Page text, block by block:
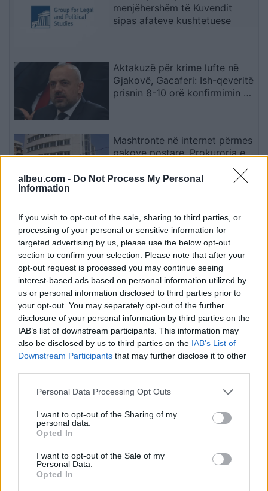
albeu.com - Do Not Process My Personal
Information
If you wish to opt-out of the sale, sharing to third parties, or
processing of your personal or sensitive information for
targeted advertising by us, please use the below opt-out
section to confirm your selection. Please note that after your
opt-out request is processed you may continue seeing
interest-based ads based on personal information utilized by
us or personal information disclosed to third parties prior to
your opt-out. You may separately opt-out of the further
disclosure of your personal information by third parties on the
IAB’s list of downstream participants. This information may
also be disclosed by us to third parties on the IAB’s List of
Downstream Participants that may further disclose it to other
Personal Data Processing Opt Outs
I want to opt-out of the Sharing of my
personal data.
Opted In
I want to opt-out of the Sale of my
Personal Data.
Opted In
menjëhershëm të Kuvendit
sipas afateve kushtetuese
Aktakuzë për krime lufte në
Gjakovë, Gacaferi: Ish-qeveritë
prisnin 8-10 orë konfirmimin e
Mashtronte në internet përmes
pakove postare, Prokuroria e
nigerianin
VLEN: Për 22 vjet BDI nuk e
miratoi ligjin për përfaqësim të
drejtë, tani po e pengon